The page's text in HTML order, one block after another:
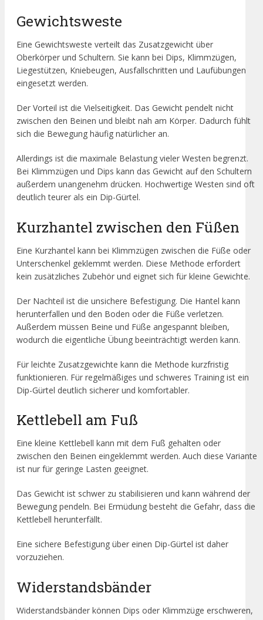
Gewichtsweste
Eine Gewichtsweste verteilt das Zusatzgewicht über
Oberkörper und Schultern. Sie kann bei Dips, Klimmzügen,
Liegestützen, Kniebeugen, Ausfallschritten und Laufübungen
eingesetzt werden.
Der Vorteil ist die Vielseitigkeit. Das Gewicht pendelt nicht
zwischen den Beinen und bleibt nah am Körper. Dadurch fühlt
sich die Bewegung häufig natürlicher an.
Allerdings ist die maximale Belastung vieler Westen begrenzt.
Bei Klimmzügen und Dips kann das Gewicht auf den Schultern
außerdem unangenehm drücken. Hochwertige Westen sind oft
deutlich teurer als ein Dip-Gürtel.
Kurzhantel zwischen den Füßen
Eine Kurzhantel kann bei Klimmzügen zwischen die Füße oder
Unterschenkel geklemmt werden. Diese Methode erfordert
kein zusätzliches Zubehör und eignet sich für kleine Gewichte.
Der Nachteil ist die unsichere Befestigung. Die Hantel kann
herunterfallen und den Boden oder die Füße verletzen.
Außerdem müssen Beine und Füße angespannt bleiben,
wodurch die eigentliche Übung beeinträchtigt werden kann.
Für leichte Zusatzgewichte kann die Methode kurzfristig
funktionieren. Für regelmäßiges und schweres Training ist ein
Dip-Gürtel deutlich sicherer und komfortabler.
Kettlebell am Fuß
Eine kleine Kettlebell kann mit dem Fuß gehalten oder
zwischen den Beinen eingeklemmt werden. Auch diese Variante
ist nur für geringe Lasten geeignet.
Das Gewicht ist schwer zu stabilisieren und kann während der
Bewegung pendeln. Bei Ermüdung besteht die Gefahr, dass die
Kettlebell herunterfällt.
Eine sichere Befestigung über einen Dip-Gürtel ist daher
vorzuziehen.
Widerstandsbänder
Widerstandsbänder können Dips oder Klimmzüge erschweren,